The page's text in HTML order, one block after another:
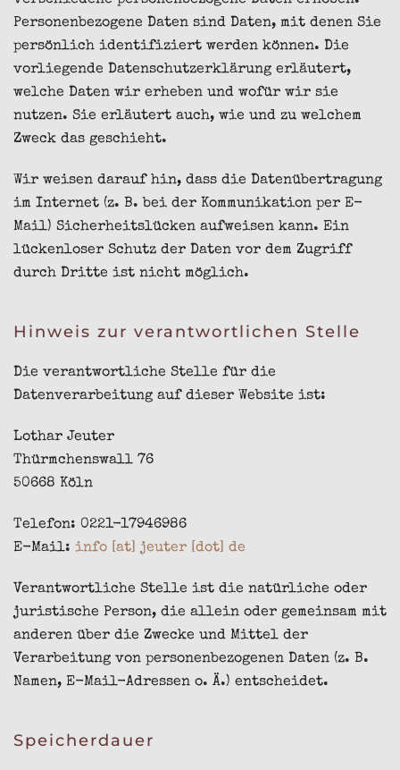
Personenbezogene Daten sind Daten, mit denen Sie
persönlich identifiziert werden können. Die
vorliegende Datenschutzerklärung erläutert,
welche Daten wir erheben und wofür wir sie
nutzen. Sie erläutert auch, wie und zu welchem
Zweck das geschieht.
Wir weisen darauf hin, dass die Datenübertragung
im Internet (z. B. bei der Kommunikation per E-
Mail) Sicherheitslücken aufweisen kann. Ein
lückenloser Schutz der Daten vor dem Zugriff
durch Dritte ist nicht möglich.
Hinweis zur verantwortlichen Stelle
Die verantwortliche Stelle für die
Datenverarbeitung auf dieser Website ist:
Lothar Jeuter
Thürmchenswall 76
50668 Köln
Telefon: 0221-17946986
E-Mail: info [at] jeuter [dot] de
Verantwortliche Stelle ist die natürliche oder
juristische Person, die allein oder gemeinsam mit
anderen über die Zwecke und Mittel der
Verarbeitung von personenbezogenen Daten (z. B.
Namen, E-Mail-Adressen o. Ä.) entscheidet.
Speicherdauer